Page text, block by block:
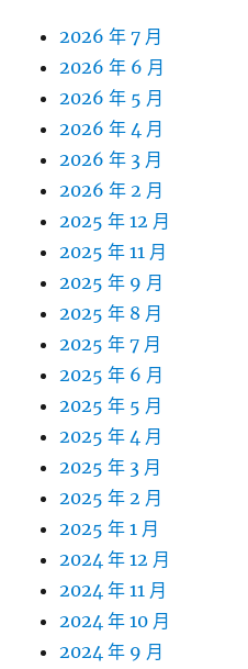
2026 年 7 月
2026 年 6 月
2026 年 5 月
2026 年 4 月
2026 年 3 月
2026 年 2 月
2025 年 12 月
2025 年 11 月
2025 年 9 月
2025 年 8 月
2025 年 7 月
2025 年 6 月
2025 年 5 月
2025 年 4 月
2025 年 3 月
2025 年 2 月
2025 年 1 月
2024 年 12 月
2024 年 11 月
2024 年 10 月
2024 年 9 月